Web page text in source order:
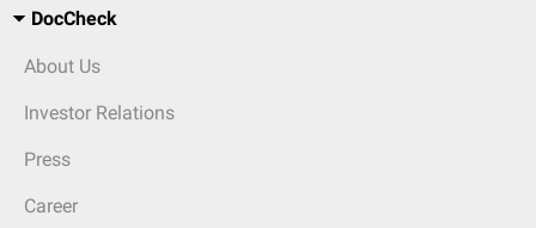
DocCheck
About Us
Investor Relations
Press
Career